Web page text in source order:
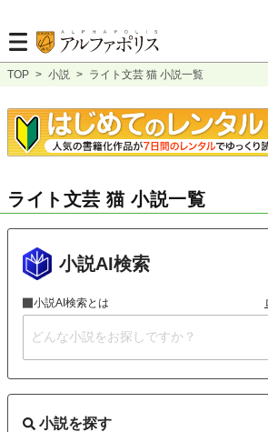
TOP > 小説 > ライト文芸 猫 小説一覧
ライト文芸 猫 小説一覧
小説AI検索
小説AI検索とは
小説を探す